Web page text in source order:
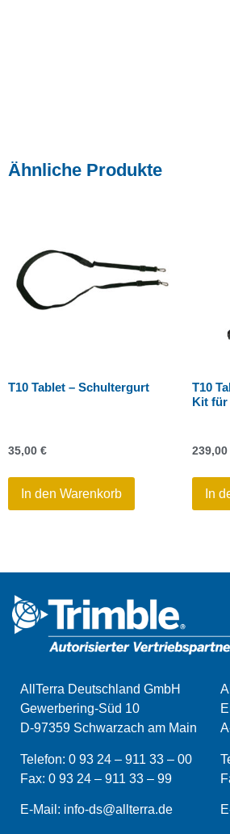
Ähnliche Produkte
T10 Tablet – Schultergurt
35,00 €
In den Warenkorb
T10
Kit für
239,00
In
AllTerra Deutschland GmbH
Gewerbering-Süd 10
D-97359 Schwarzach am Main
Telefon: 0 93 24 – 911 33 – 00
Fax: 0 93 24 – 911 33 – 99
E-Mail: info-ds@allterra.de